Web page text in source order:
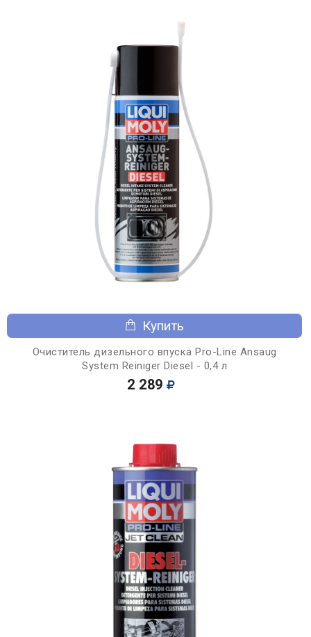
Купить
Очиститель дизельного впуска Pro-Line Ansaug
System Reiniger Diesel - 0,4 л
2 289